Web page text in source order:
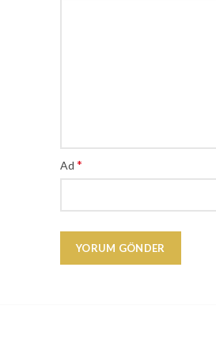
Ad *